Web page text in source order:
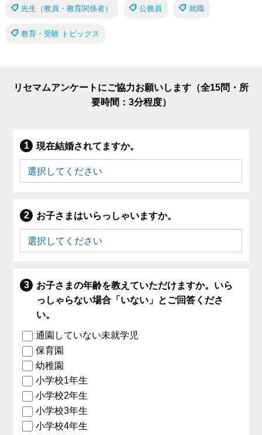
先生（教員・教育関係者） 公務員 就職
教育・受験 トピックス
リセマムアンケートにご協力お願いします（全15問・所
要時間：3分程度）
現在結婚されてますか。
お子さまはいらっしゃいますか。
お子さまの年齢を教えていただけますか。いら
っしゃらない場合「いない」とご回答くださ
い。
通園していない未就学児
保育園
幼稚園
小学校1年生
小学校2年生
小学校3年生
小学校4年生